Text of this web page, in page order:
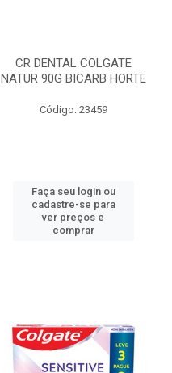
CR DENTAL COLGATE
NATUR 90G BICARB HORTE
Código: 23459
Faça seu login ou
cadastre-se para
ver preços e
comprar